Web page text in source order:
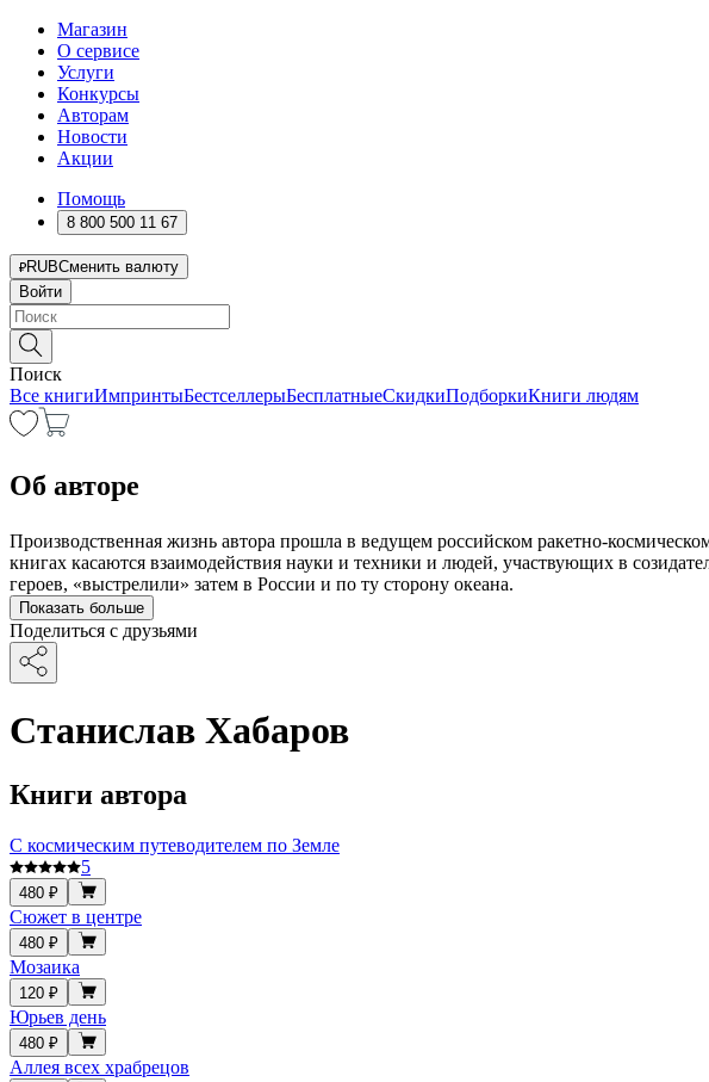
Магазин
О сервисе
Услуги
Конкурсы
Авторам
Новости
Акции
Помощь
8 800 500 11 67
RUBСменить валюту
Войти
Поиск
Все книгиИмпринтыБестселлерыБесплатныеСкидкиПодборкиКниги людям
Об авторе
Производственная жизнь автора прошла в ведущем российском ракетно-
книгах касаются взаимодействия науки и техники и людей, участвующих в
героев, «выстрелили» затем в России и по ту сторону океана.
Показать больше
Поделиться с друзьями
Станислав Хабаров
Книги автора
С космическим путеводителем по Земле
5
480 ₽
Сюжет в центре
480 ₽
Мозаика
120 ₽
Юрьев день
480 ₽
Аллея всех храбрецов